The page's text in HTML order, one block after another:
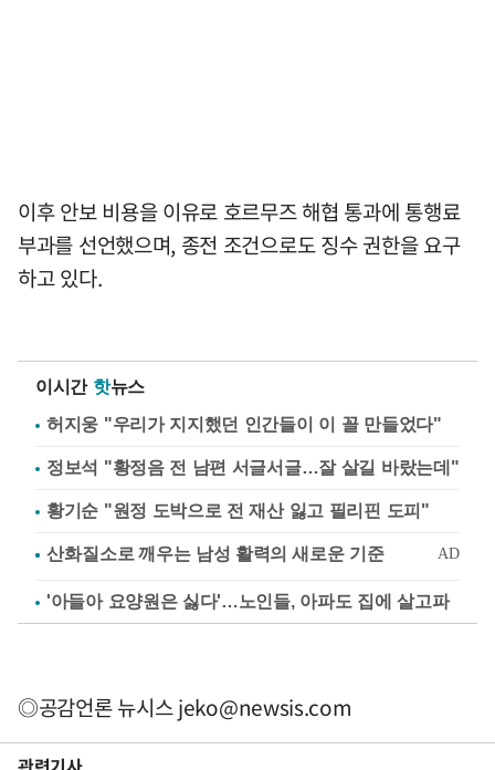
이후 안보 비용을 이유로 호르무즈 해협 통과에 통행료
부과를 선언했으며, 종전 조건으로도 징수 권한을 요구
하고 있다.
이시간 핫뉴스
허지웅 "우리가 지지했던 인간들이 이 꼴 만들었다"
정보석 "황정음 전 남편 서글서글…잘 살길 바랐는데"
황기순 "원정 도박으로 전 재산 잃고 필리핀 도피"
'아들아 요양원은 싫다'…노인들, 아파도 집에 살고파
◎공감언론 뉴시스jeko@newsis.com